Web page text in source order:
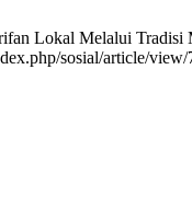
Lokal Melalui
sosial/article/view/